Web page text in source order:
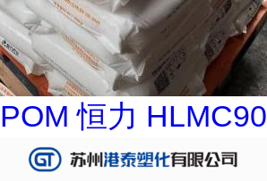
POM 恒力 HLMC90